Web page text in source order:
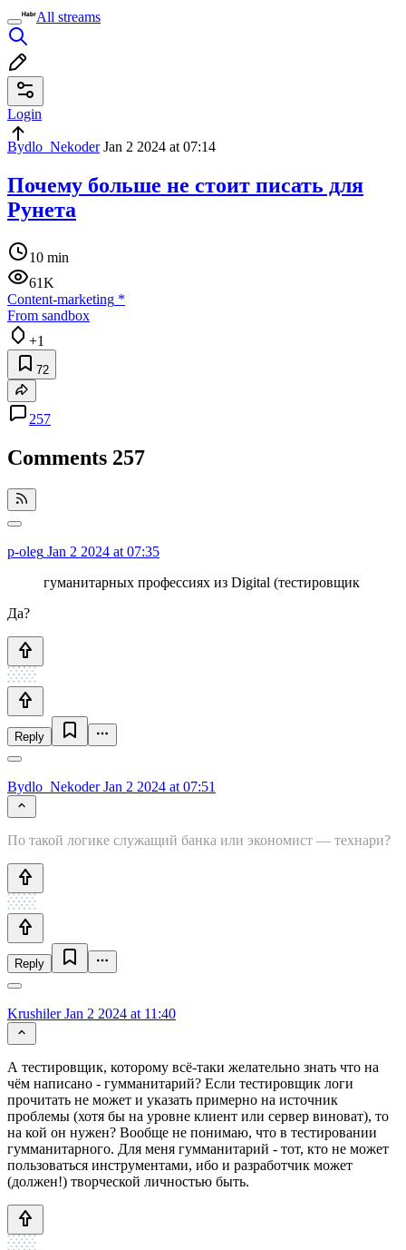
All streams
Login
Bydlo_NekoderJan 2 2024 at 07:14
Почему больше не стоит писать для
Рунета
10 min
61K
Content-marketing *
From sandbox
+1
72
257
Comments 257
p-oleg Jan 2 2024 at 07:35
гуманитарных профессиях из Digital (тестировщик
Да?
Reply
Bydlo_NekoderJan 2 2024 at 07:51
По такой логике служащий банка или экономист — технари?
Reply
KrushilerJan 2 2024 at 11:40
А тестировщик, которому всё-таки желательно знать что на
чём написано - гумманитарий? Если тестировщик логи
прочитать не может и указать примерно на источник
проблемы (хотя бы на уровне клиент или сервер виноват), то
на кой он нужен? Вообще не понимаю, что в тестировании
гумманитарного. Для меня гумманитарий - тот, кто не может
пользоваться инструментами, ибо и разработчик может
(должен!) творческой личностью быть.